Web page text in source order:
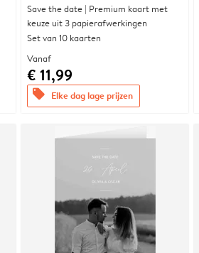
Save the date | Premium kaart met
keuze uit 3 papierafwerkingen
Set van 10 kaarten
Vanaf
€ 11,99
offers Elke dag lage prijzen